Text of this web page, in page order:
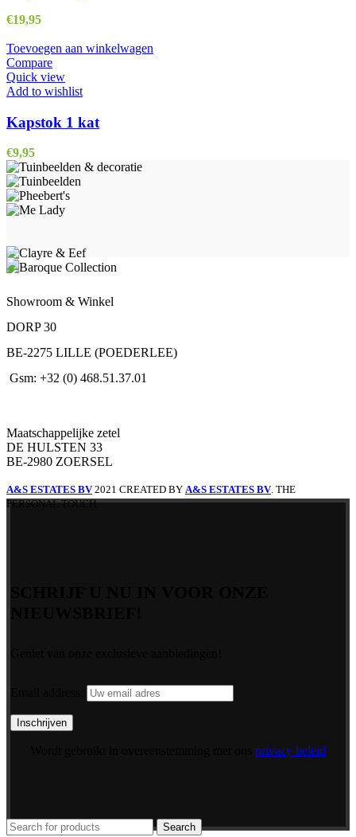
€19,95
Toevoegen aan winkelwagen
Compare
Quick view
Add to wishlist
Kapstok 1 kat
€9,95
Showroom & Winkel
DORP 30
BE-2275 LILLE (POEDERLEE)
Gsm: +32 (0) 468.51.37.01
Maatschappelijke zetel
DE HULSTEN 33
BE-2980 ZOERSEL
A&S ESTATES BV 2021 CREATED BY A&S ESTATES BV. THE
PERSONAL TOUCH.
privacy beleid
Search